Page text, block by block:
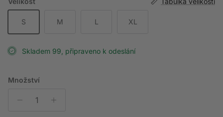
S M L XL
Skladem 99, připraveno k odeslání
Množství